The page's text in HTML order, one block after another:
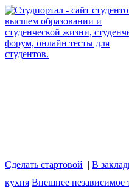
Сделать стартовой | В
кухня Внешнее независимое